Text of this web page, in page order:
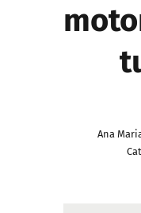
Ana